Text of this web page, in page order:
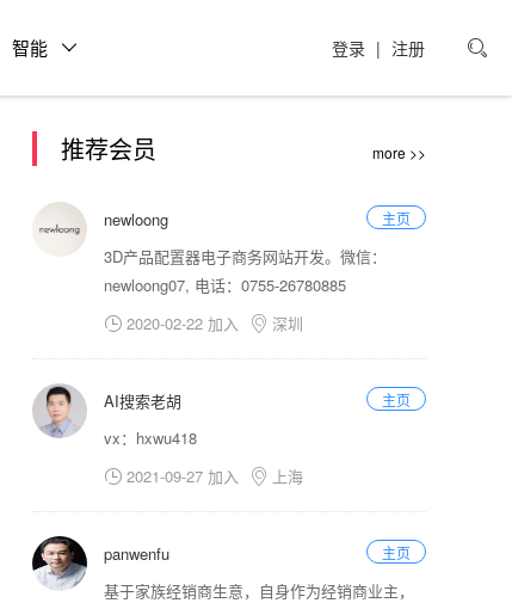

登录 | 注册
智能
推荐会员 more >>
主页
newloong
3D产品配置器电子商务网站开发。微信：
newloong07, 电话：0755-26780885
 2020-02-22 加入  深圳
主页
AI搜索老胡
vx：hxwu418
 2021-09-27 加入  上海
主页
panwenfu
基于家族经销商生意，自身作为经销商业主，